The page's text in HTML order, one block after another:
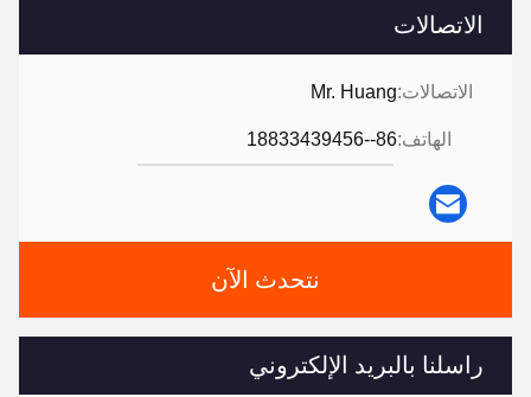
الاتصالات
الاتصالات:Mr. Huang
الهاتف:86--18833439456
نتحدث الآن
راسلنا بالبريد الإلكتروني